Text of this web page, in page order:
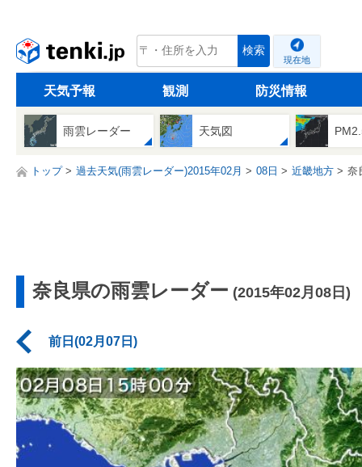
tenki.jp 検索
現在地
天気予報 観測 防災情報
雨雲レーダー 天気図
トップ 過去天気(雨雲レーダー)2015年02月 08日 近畿地方 奈
奈良県の雨雲レーダー (2015年02月08日)
前日(02月07日)